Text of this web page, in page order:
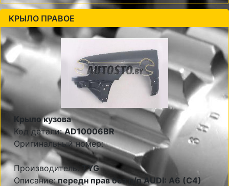
КРЫЛО ПРАВОЕ
Крыло кузова
Код детали:AD10006BR
Оригинальный номер:
Производитель:TYG
Описание:передн прав без п/п AUDI: A6 (C4)